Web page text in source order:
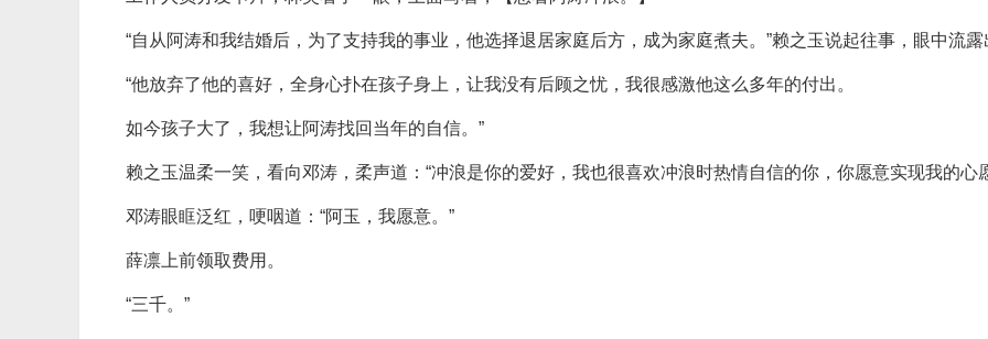
“自从阿涛和我结婚后，为了支持我的事业，他选择退居家庭后方，成为家庭煮夫。”赖之玉说起往事，眼中流
“他放弃了他的喜好，全身心扑在孩子身上，让我没有后顾之忧，我很感激他这么多年的付出。
如今孩子大了，我想让阿涛找回当年的自信。”
赖之玉温柔一笑，看向邓涛，柔声道：“冲浪是你的爱好，我也很喜欢冲浪时热情自信的你，你愿意实现我的心
邓涛眼眶泛红，哽咽道：“阿玉，我愿意。”
薛凛上前领取费用。
“三千。”